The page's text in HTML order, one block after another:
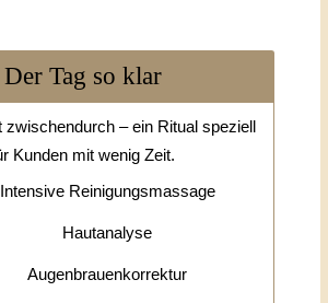
Der Tag so klar
zwischendurch – ein Ritual speziell
Kunden mit wenig Zeit.
Intensive Reinigungsmassage
Hautanalyse
Augenbrauenkorrektur